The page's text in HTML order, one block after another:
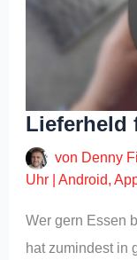
Lieferheld
von Denny
Uhr |Android,
Wer gern Essen
hat zumindest in